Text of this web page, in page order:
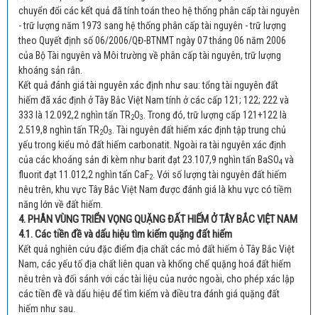
chuyển đổi các kết quả đã tính toán theo hệ thống phân cấp tài nguyên
- trữ lượng năm 1973 sang hệ thống phân cấp tài nguyên - trữ lượng
theo Quyết định số 06/2006/QĐ-BTNMT ngày 07 tháng 06 năm 2006
của Bộ Tài nguyên và Môi trường về phân cấp tài nguyên, trữ lượng
khoáng sản rắn.
Kết quả đánh giá tài nguyên xác định như sau: tổng tài nguyên đất
hiếm đã xác định ở Tây Bắc Việt Nam tính ở các cấp 121; 122; 222 và
333 là 12.092,2 nghìn tấn TR2O3 . Trong đó, trữ lượng cấp 121+122 là
2.519,8 nghìn tấn TR2O3 . Tài nguyên đất hiếm xác định tập trung chủ
yếu trong kiểu mỏ đất hiếm carbonatit. Ngoài ra tài nguyên xác định
của các khoáng sản đi kèm như barit đạt 23.107,9 nghìn tấn BaSO4 và
fluorit đạt 11.012,2 nghìn tấn CaF2 . Với số lượng tài nguyên đất hiếm
nêu trên, khu vực Tây Bắc Việt Nam được đánh giá là khu vực có tiềm
năng lớn về đất hiếm.
4. PHÂN VÙNG TRIỂN VỌNG QUẶNG ĐẤT HIẾM Ở TÂY BẮC VIỆT NAM
4.1. Các tiền đề và dấu hiệu tìm kiếm quặng đất hiếm
Kết quả nghiên cứu đặc điểm địa chất các mỏ đất hiếm ỏ Tây Bắc Việt
Nam, các yếu tố địa chất liên quan và khống chế quặng hoá đất hiếm
nêu trên và đối sánh với các tài liệu của nước ngoài, cho phép xác lập
các tiền đề và dấu hiệu để tìm kiếm và điều tra đánh giá quặng đất
hiếm như sau.